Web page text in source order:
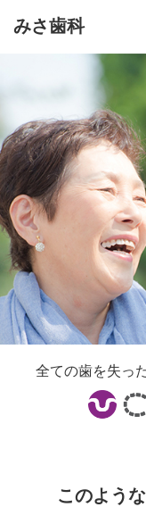
みさ歯科
全ての歯を失っ
このよう